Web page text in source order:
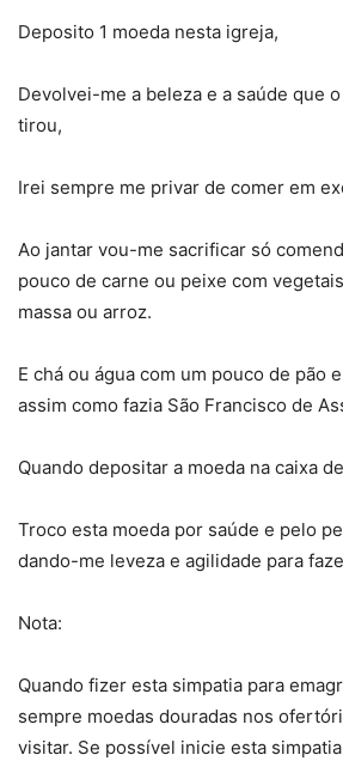
Deposito 1 moeda nesta igreja,
Devolvei-me a beleza e a saúde que
tirou,
Irei sempre me privar de comer em
Ao jantar vou-me sacrificar só
pouco de carne ou peixe com
massa ou arroz.
E chá ou água com um pouco de pão
assim como fazia São Francisco de
Quando depositar a moeda na caixa
Troco esta moeda por saúde e pelo
dando-me leveza e agilidade para
Nota:
Quando fizer esta simpatia para
sempre moedas douradas nos
visitar. Se possível inicie esta